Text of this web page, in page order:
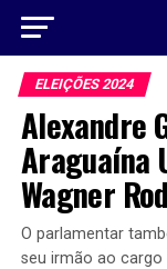
ELEIÇÕES 2024
Alexandre
Araguaína
Wagner
O parlamentar
seu irmão ao